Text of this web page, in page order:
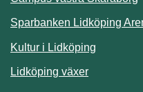
Sparbanken Lidköping
Kultur i Lidköping
Lidköping växer